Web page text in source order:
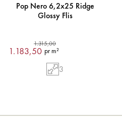
Pop Nero 6,2x25 Ridge
Glossy Flis
1.315,00
1.183,50 pr m²
3